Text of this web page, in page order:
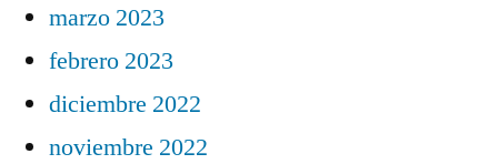
marzo 2023
febrero 2023
diciembre 2022
noviembre 2022